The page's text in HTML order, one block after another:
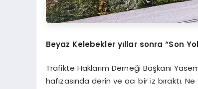
Beyaz Kelebekler yıllar sonra “Son
Trafikte Haklarım Derneği Başkanı
hafızasında derin ve acı bir iz bıraktı.